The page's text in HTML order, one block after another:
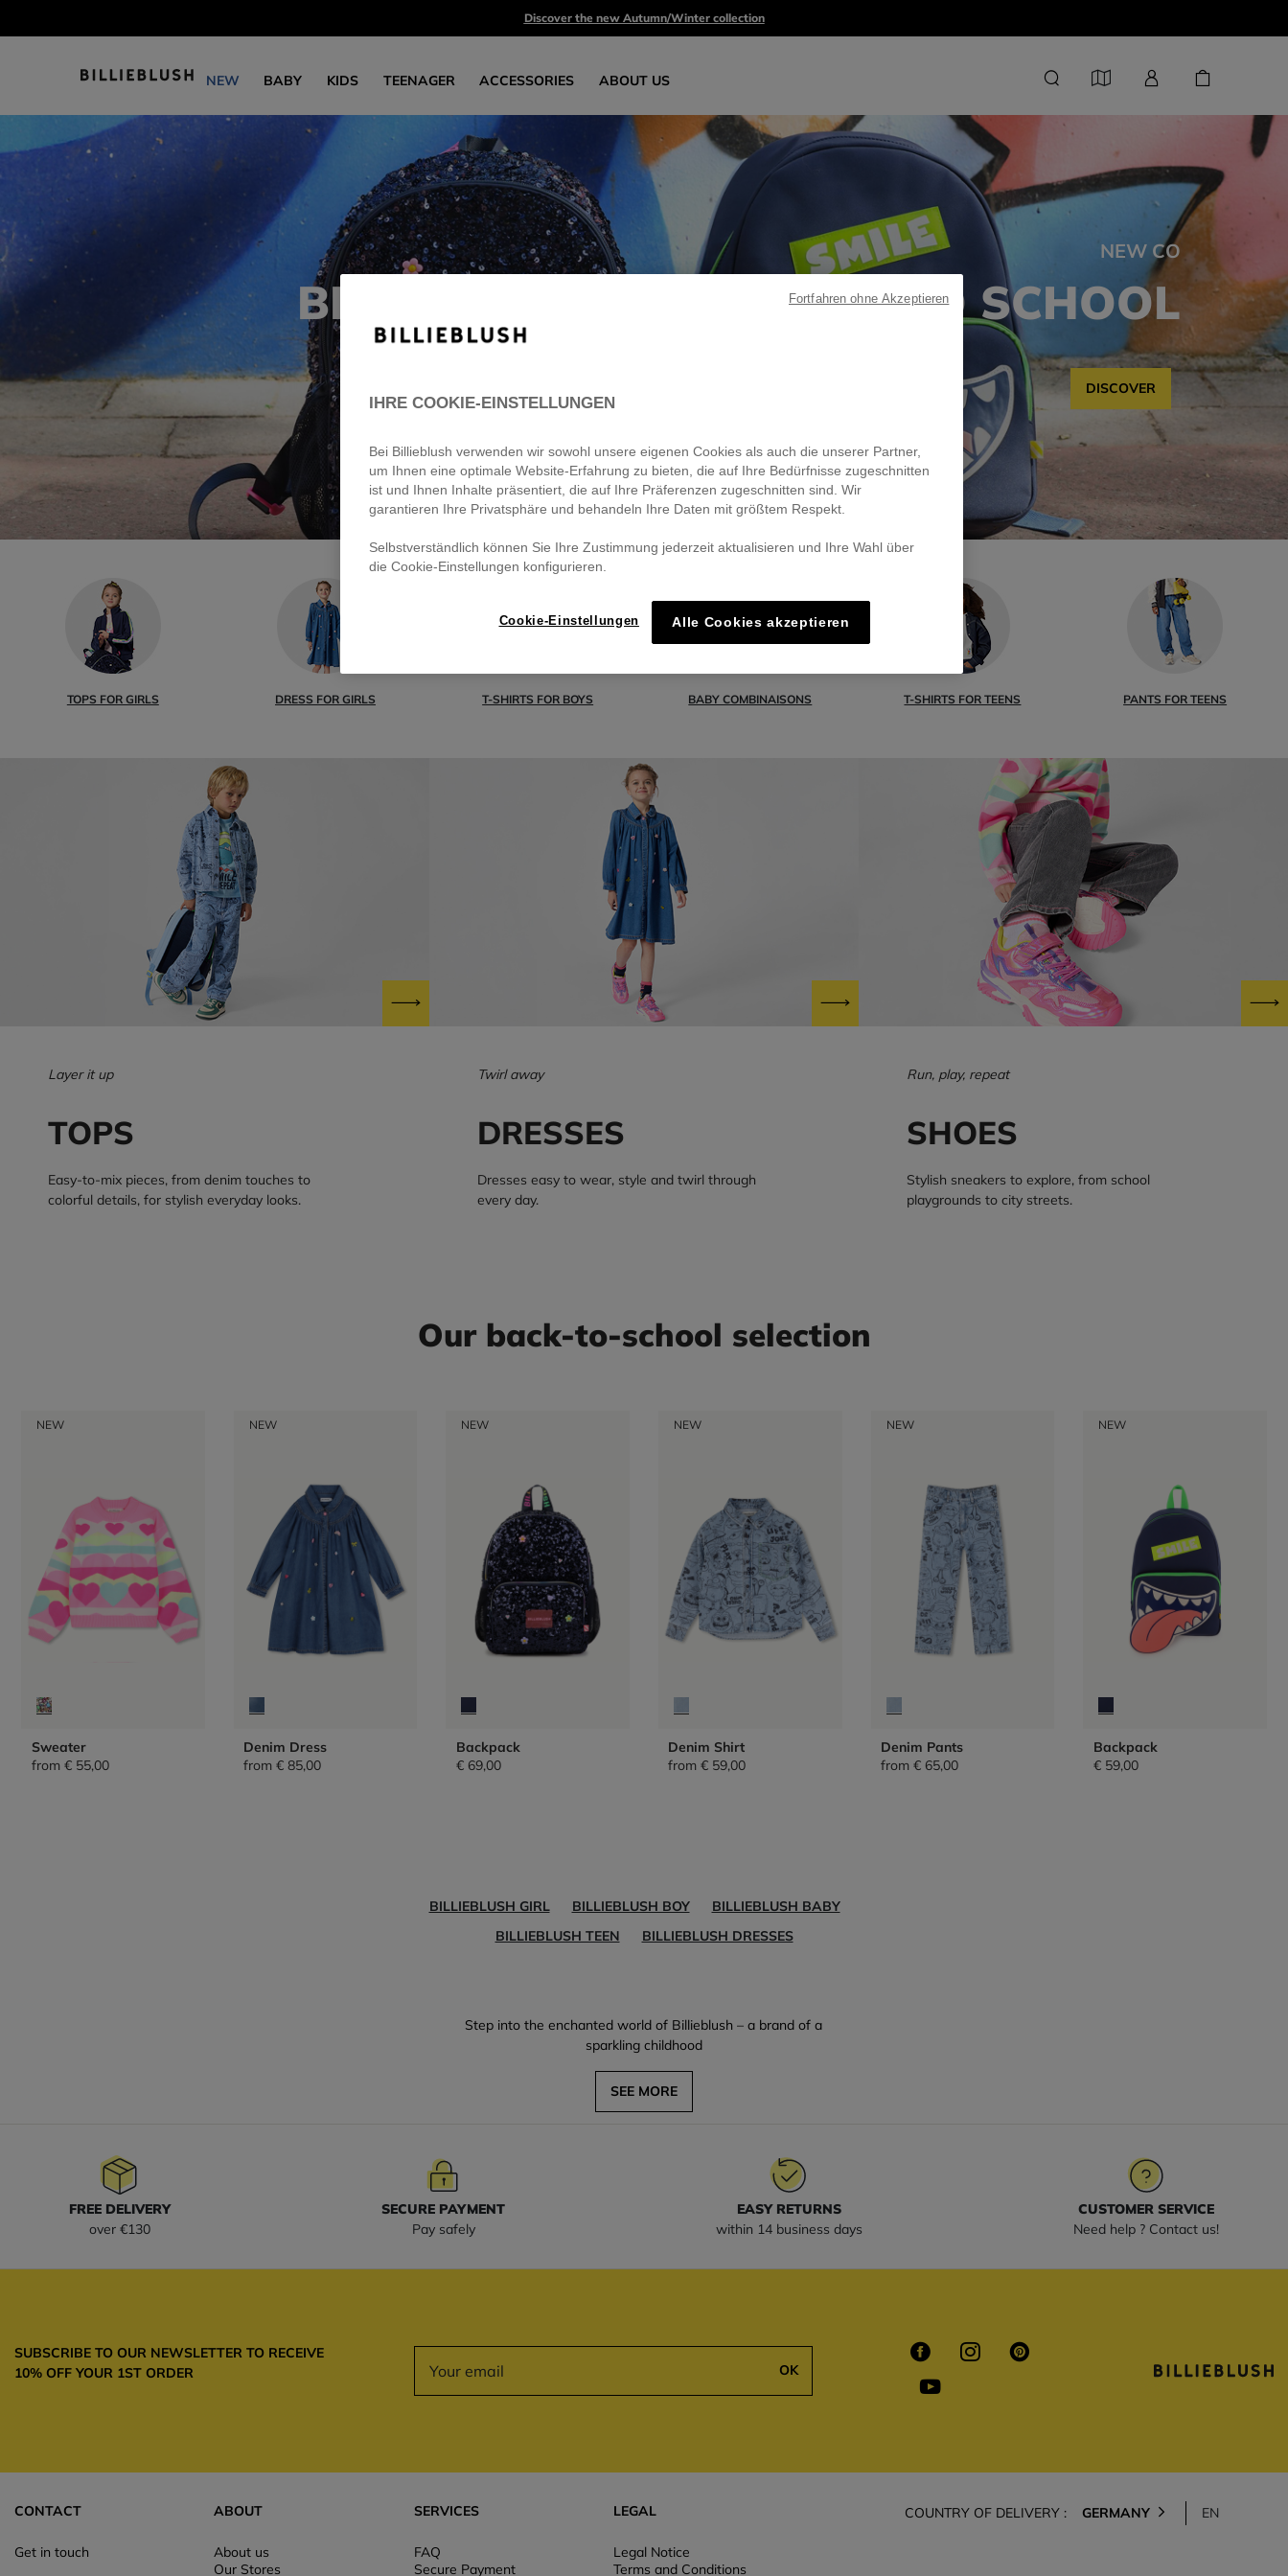
Discover the new Autumn/Winter collection
NEW BABY KIDS TEENAGER ACCESSORIES ABOUT US
NEW CO
BILLIEBLUSH GOES BACK TO SCHOOL
DISCOVER
TOPS FOR GIRLS DRESS FOR GIRLS T-SHIRTS FOR BOYS BABY COMBINAISONS T-SHIRTS FOR TEENS PANTS FOR TEENS
Layer it up
TOPS
Easy-to-mix pieces, from denim touches to
colorful details, for stylish everyday looks.
Twirl away
DRESSES
Dresses easy to wear, style and twirl through
every day.
Run, play, repeat
SHOES
Stylish sneakers to explore, from school
playgrounds to city streets.
Our back-to-school selection
NEW
Sweater
from € 55,00
NEW
Denim Dress
from€ 85,00
NEW
Backpack
€ 69,00
NEW
Denim Shirt
from€ 59,00
NEW
Denim Pants
from€ 65,00
NEW
Backpack
€ 59,00
BILLIEBLUSH GIRL BILLIEBLUSH BOY
BILLIEBLUSH BABY
BILLIEBLUSH TEEN
BILLIEBLUSH DRESSES
Step into the enchanted world of Billieblush – a brand of a
sparkling childhood
SEE MORE
FREE DELIVERY
over €130
SECURE PAYMENT
Pay safely
EASY RETURNS
within 14 business days
CUSTOMER SERVICE
Need help ? Contact us!
SUBSCRIBE TO OUR NEWSLETTER TO RECEIVE
10% OFF YOUR 1ST ORDER
OK
CONTACT
Get in touch
ABOUT
About us
Our Stores
SERVICES
FAQ
Secure Payment
LEGAL
Legal Notice
Terms and Conditions
COUNTRY OF DELIVERY : GERMANY EN
IHRE COOKIE-EINSTELLUNGEN
Bei Billieblush verwenden wir sowohl unsere eigenen Cookies als auch die unserer Partner,
um Ihnen eine optimale Website-Erfahrung zu bieten, die auf Ihre Bedürfnisse zugeschnitten
ist und Ihnen Inhalte präsentiert, die auf Ihre Präferenzen zugeschnitten sind. Wir
garantieren Ihre Privatsphäre und behandeln Ihre Daten mit größtem Respekt.
Selbstverständlich können Sie Ihre Zustimmung jederzeit aktualisieren und Ihre Wahl über
die Cookie-Einstellungen konfigurieren.
Cookie-Einstellungen Alle Cookies akzeptieren
Fortfahren ohne Akzeptieren